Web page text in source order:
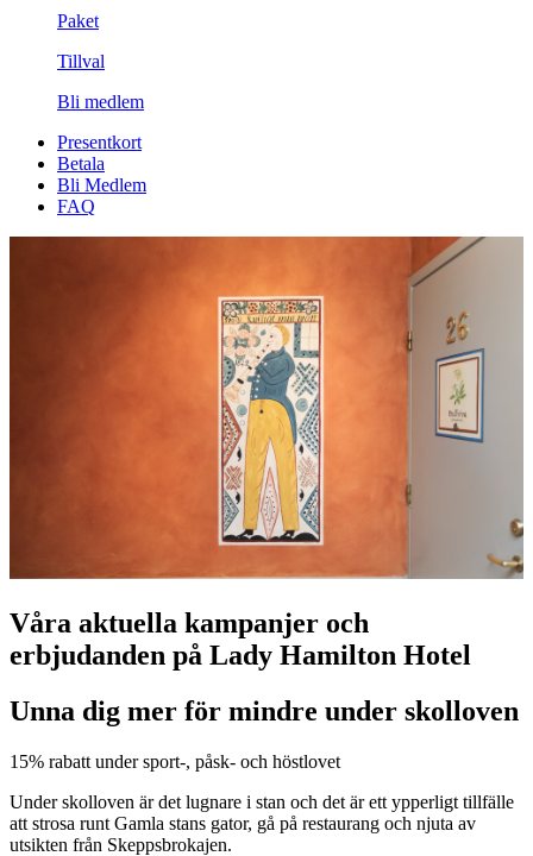
Paket
Tillval
Bli medlem
Presentkort
Betala
Bli Medlem
FAQ
Våra aktuella kampanjer och
erbjudanden på Lady Hamilton Hotel
Unna dig mer för mindre under skolloven
15% rabatt under sport-, påsk- och höstlovet
Under skolloven är det lugnare i stan och det är ett ypperligt tillfälle
att strosa runt Gamla stans gator, gå på restaurang och njuta av
utsikten från Skeppsbrokajen.